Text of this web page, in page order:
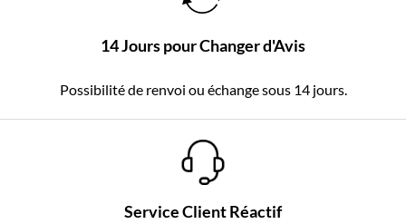
14 Jours pour Changer d'Avis
Possibilité de renvoi ou échange sous 14 jours.
Service Client Réactif